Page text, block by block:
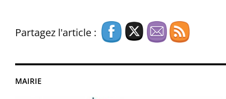
MAIRIE
Partagez l'article :